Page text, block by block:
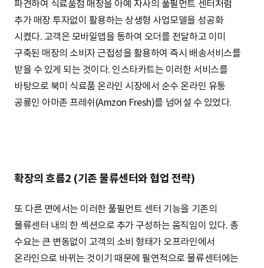
파견하여 식료품점 매장을 아예 자사의 풀필먼트 센터처럼
추가 매장 투자없이 활용하는 상생형 사업모델을 성공화
시켰다. 고객은 모바일앱을 통하여 오더를 전달하고 이미
구축된 매장의 소비자 근접성을 활용하여 즉시 배송서비스를
받을 수 있게 되는 것이다. 인스타카트는 이러한 서비스를
바탕으로 북미 식료품 온라인 시장에서 순수 온라인 유통
공룡인 아마존 프레쉬(Amzon Fresh)를 넘어설 수 있었다.
확장의 흐름2 (기존 물류센터와 협업 전략)
또 다른 면에서는 이러한 풀필먼트 센터 기능을 기존의
물류센터 내의 한 섹션으로 추가 구성하는 움직임이 있다. 총
수요는 큰 변동없이 고객의 소비 형태가 오프라인에서
온라인으로 바뀌는 것이기 때문에 필연적으로 물류센터에는